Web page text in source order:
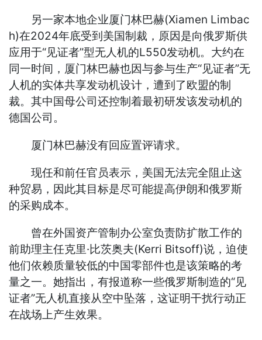
另一家本地企业厦门林巴赫(Xiamen Limbac
h)在2024年底受到美国制裁，原因是向俄罗斯供
应用于“见证者”型无人机的L550发动机。大约在
同一时间，厦门林巴赫也因与参与生产“见证者”无
人机的实体共享发动机设计，遭到了欧盟的制
裁。其中国母公司还控制着最初研发该发动机的
德国公司。
厦门林巴赫没有回应置评请求。
现任和前任官员表示，美国无法完全阻止这
种贸易，因此其目标是尽可能提高伊朗和俄罗斯
的采购成本。
曾在外国资产管制办公室负责防扩散工作的
前助理主任克里·比茨奥夫(Kerri Bitsoff)说，迫使
他们依赖质量较低的中国零部件也是该策略的考
量之一。她指出，有报道称一些俄罗斯制造的“见
证者”无人机直接从空中坠落，这证明干扰行动正
在战场上产生效果。